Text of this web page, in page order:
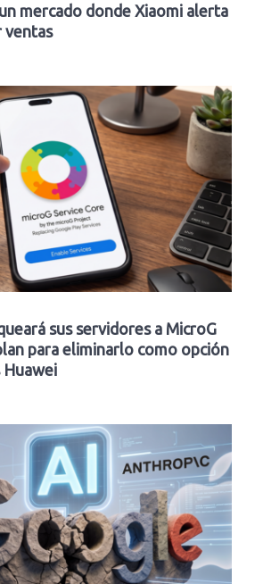
mercado donde Xiaomi alerta
ventas
sus servidores a MicroG
para eliminarlo como opción